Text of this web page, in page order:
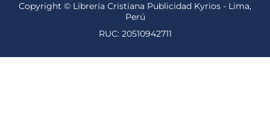
Copyright © Librería Cristiana Publicidad Kyrios - Lima,
Perú
RUC: 20510942711